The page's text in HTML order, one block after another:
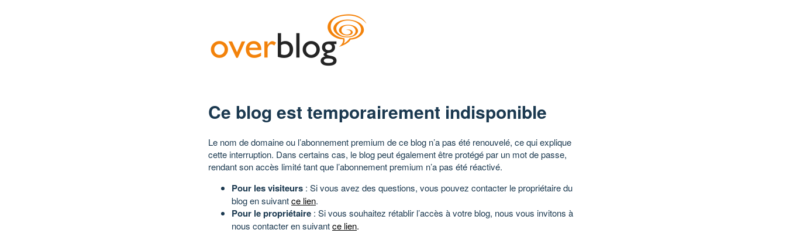
Ce blog est temporairement indisponible
Le nom de domaine ou l’abonnement premium de ce blog n’a pas été renouvelé, ce qui explique
cette interruption. Dans certains cas, le blog peut également être protégé par un mot de passe,
rendant son accès limité tant que l’abonnement premium n’a pas été réactivé.
Pour les visiteurs : Si vous avez des questions, vous pouvez contacter le propriétaire du
blog en suivantce lien.
Pour le propriétaire : Si vous souhaitez rétablir l’accès à votre blog, nous vous invitons à
nous contacter en suivantce lien.